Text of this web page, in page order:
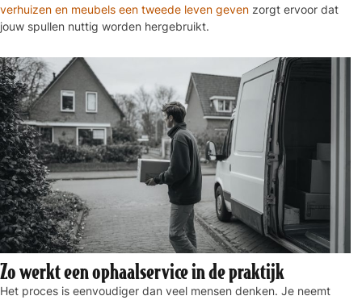
verhuizen en meubels een tweede leven geven zorgt ervoor dat
jouw spullen nuttig worden hergebruikt.
Zo werkt een ophaalservice in de praktijk
Het proces is eenvoudiger dan veel mensen denken. Je neemt